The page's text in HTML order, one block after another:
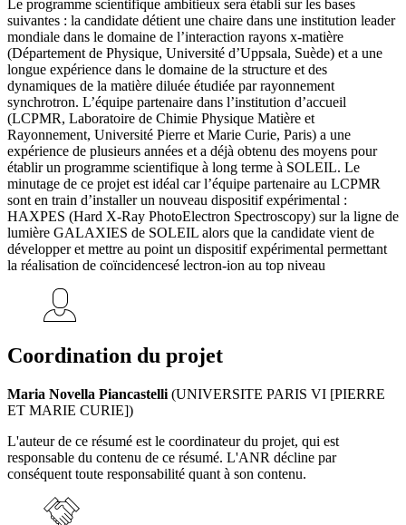
Le programme scientifique ambitieux sera établi sur les bases
suivantes : la candidate détient une chaire dans une institution leader
mondiale dans le domaine de l’interaction rayons x-matière
(Département de Physique, Université d’Uppsala, Suède) et a une
longue expérience dans le domaine de la structure et des
dynamiques de la matière diluée étudiée par rayonnement
synchrotron. L’équipe partenaire dans l’institution d’accueil
(LCPMR, Laboratoire de Chimie Physique Matière et
Rayonnement, Université Pierre et Marie Curie, Paris) a une
expérience de plusieurs années et a déjà obtenu des moyens pour
établir un programme scientifique à long terme à SOLEIL. Le
minutage de ce projet est idéal car l’équipe partenaire au LCPMR
sont en train d’installer un nouveau dispositif expérimental :
HAXPES (Hard X-Ray PhotoElectron Spectroscopy) sur la ligne de
lumière GALAXIES de SOLEIL alors que la candidate vient de
développer et mettre au point un dispositif expérimental permettant
la réalisation de coïncidencesé lectron-ion au top niveau
Coordination du projet
Maria Novella Piancastelli (UNIVERSITE PARIS VI [PIERRE
ET MARIE CURIE])
L'auteur de ce résumé est le coordinateur du projet, qui est
responsable du contenu de ce résumé. L'ANR décline par
conséquent toute responsabilité quant à son contenu.